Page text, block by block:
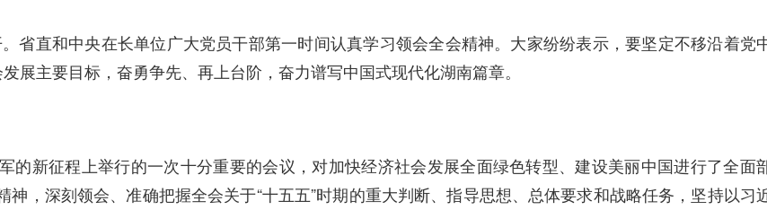
省直和中央在长单位广大党员干部第一时间认真学习领会全会精神。大家纷纷表示，要坚定不移沿着党
展主要目标，奋勇争先、再上台阶，奋力谱写中国式现代化湖南篇章。
的新征程上举行的一次十分重要的会议，对加快经济社会发展全面绿色转型、建设美丽中国进行了全面
，深刻领会、准确把握全会关于“十五五”时期的重大判断、指导思想、总体要求和战略任务，坚持以习